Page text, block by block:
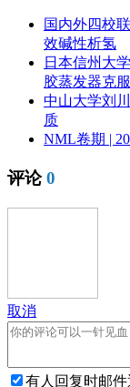
国内外四校
效碱性析氢
日本信州大
胶蒸发器克
中山大学刘
质
NML卷期 |
评论0
取消
有人回复时邮